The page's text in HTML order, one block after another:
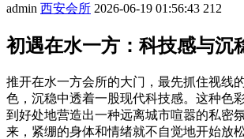
admin 西安会所 2026-06-19 01:56:43 212
初遇在水一方：科技感与沉
推开在水一方会所的大门，最先抓住视线
色，沉稳中透着一股现代科技感。这种色
到好处地营造出一种远离城市喧嚣的私密
来，紧绷的身体和情绪就不自觉地开始放松